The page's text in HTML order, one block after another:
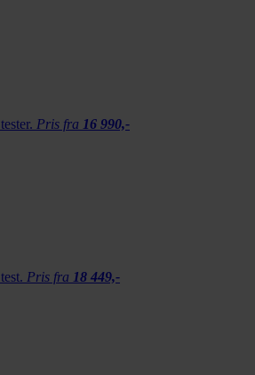
tester. Pris fra 16 990,-
test. Pris fra 18 449,-